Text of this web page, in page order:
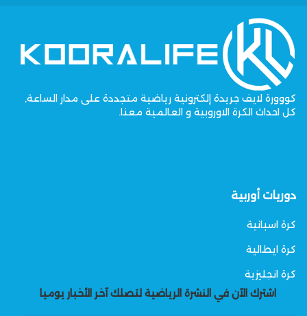
كووورة لايف جريدة إلكترونية رياضية متجددة على مدار الساعة,
كل احداث الكرة الاوروبية و العالمية معنا.
دوريات أوربية
كرة اسبانية
كرة ايطالية
كرة انجليزية
اشترك الآن في النشرة الرياضية لتصلك آخر الأخبار يوميا